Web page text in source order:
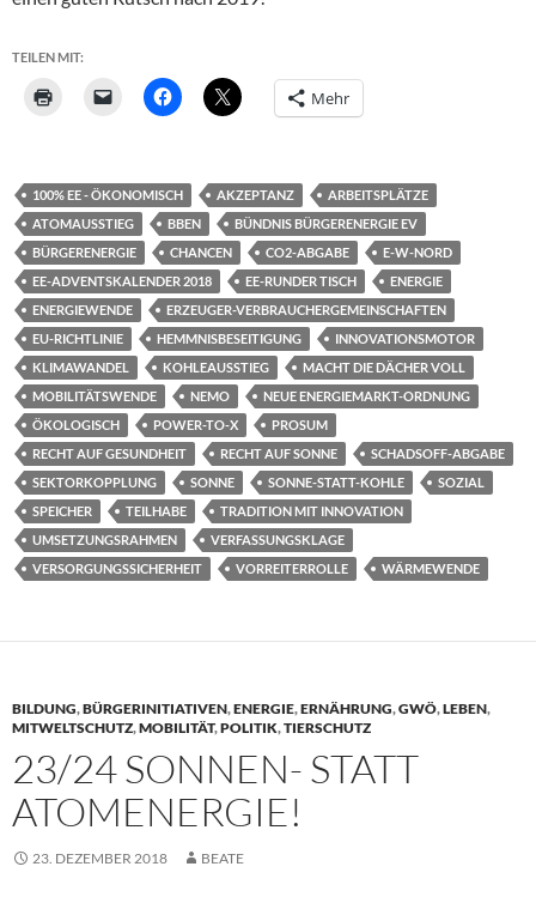
TEILEN MIT:
Mehr
100% EE - ÖKONOMISCH AKZEPTANZ
ARBEITSPLÄTZE
ATOMAUSSTIEG
BBEN
BÜNDNIS BÜRGERENERGIE EV
BÜRGERENERGIE
CHANCEN CO2-ABGABE
E-W-NORD
EE-ADVENTSKALENDER 2018
EE-RUNDER TISCH
ENERGIE
ENERGIEWENDE
ERZEUGER-VERBRAUCHERGEMEINSCHAFTEN
EU-RICHTLINIE
HEMMNISBESEITIGUNG
INNOVATIONSMOTOR
KLIMAWANDEL
KOHLEAUSSTIEG
MACHT DIE DÄCHER VOLL
MOBILITÄTSWENDE
NEMO
NEUE ENERGIEMARKT-ORDNUNG
ÖKOLOGISCH
POWER-TO-X
PROSUM
RECHT AUF GESUNDHEIT
RECHT AUF SONNE
SCHADSOFF-ABGABE
SEKTORKOPPLUNG
SONNE SONNE-STATT-KOHLE
SOZIAL
SPEICHER
TEILHABE
TRADITION MIT INNOVATION
UMSETZUNGSRAHMEN
VERFASSUNGSKLAGE
VERSORGUNGSSICHERHEIT
VORREITERROLLE WÄRMEWENDE
BILDUNG,BÜRGERINITIATIVEN,ENERGIE,ERNÄHRUNG,GWÖ,LEBEN,
MITWELTSCHUTZ,MOBILITÄT,POLITIK,TIERSCHUTZ
23/24 SONNEN- STATT
ATOMENERGIE!
23. DEZEMBER 2018 BEATE